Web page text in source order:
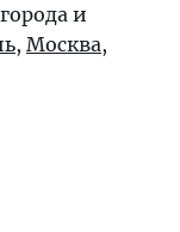
и
, Москва,